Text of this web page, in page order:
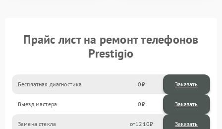
Прайс лист на ремонт телефонов
Prestigio
Бесплатная диагностика 0 Заказать
Выезд мастера 0 Заказать
Замена стекла 1210